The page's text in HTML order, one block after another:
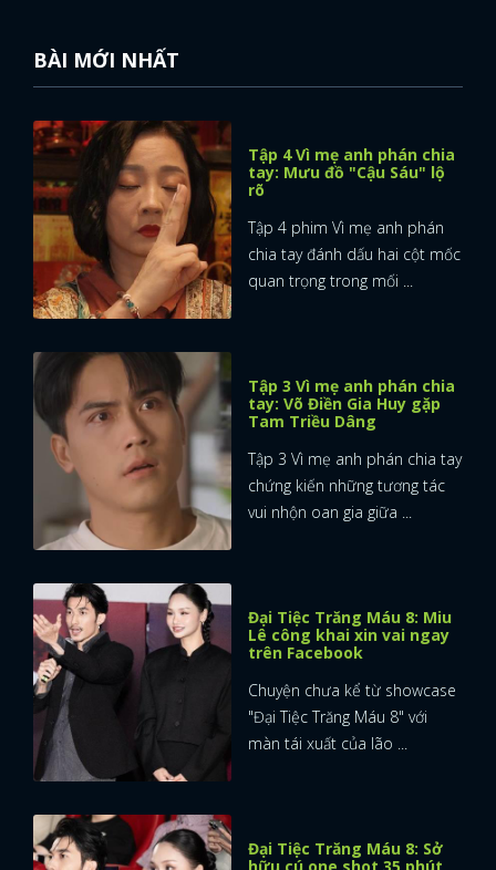
BÀI MỚI NHẤT
Tập 4 Vì mẹ anh phán chia
tay: Mưu đồ "Cậu Sáu" lộ
rõ
Tập 4 phim Vì mẹ anh phán
chia tay đánh dấu hai cột mốc
quan trọng trong mối ...
Tập 3 Vì mẹ anh phán chia
tay: Võ Điền Gia Huy gặp
Tam Triều Dâng
Tập 3 Vì mẹ anh phán chia tay
chứng kiến những tương tác
vui nhộn oan gia giữa ...
Đại Tiệc Trăng Máu 8: Miu
Lê công khai xin vai ngay
trên Facebook
Chuyện chưa kể từ showcase
"Đại Tiệc Trăng Máu 8" với
màn tái xuất của lão ...
Đại Tiệc Trăng Máu 8: Sở